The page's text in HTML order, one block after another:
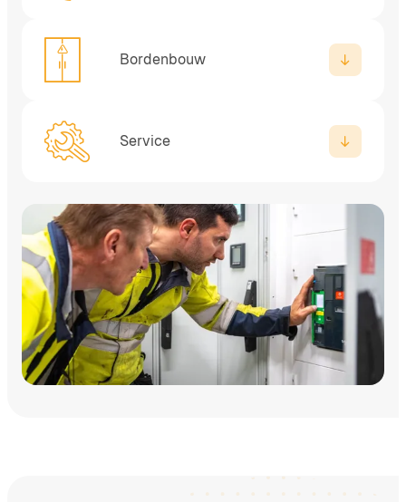
Bordenbouw
Service